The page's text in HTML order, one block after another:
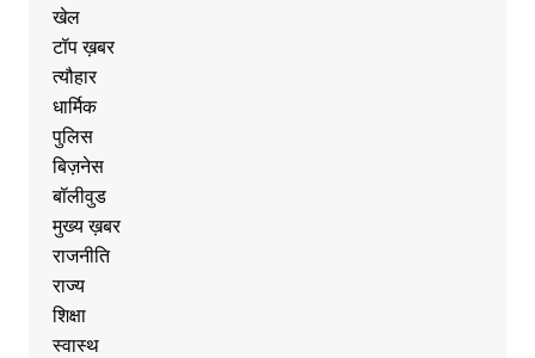
खेल
टॉप ख़बर
त्यौहार
धार्मिक
पुलिस
बिज़नेस
बॉलीवुड
मुख्य ख़बर
राजनीति
राज्य
शिक्षा
स्वास्थ